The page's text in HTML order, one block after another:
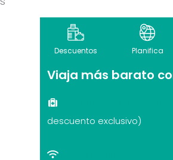
Descuentos Planifica
Viaja más barato
descuento exclusivo)